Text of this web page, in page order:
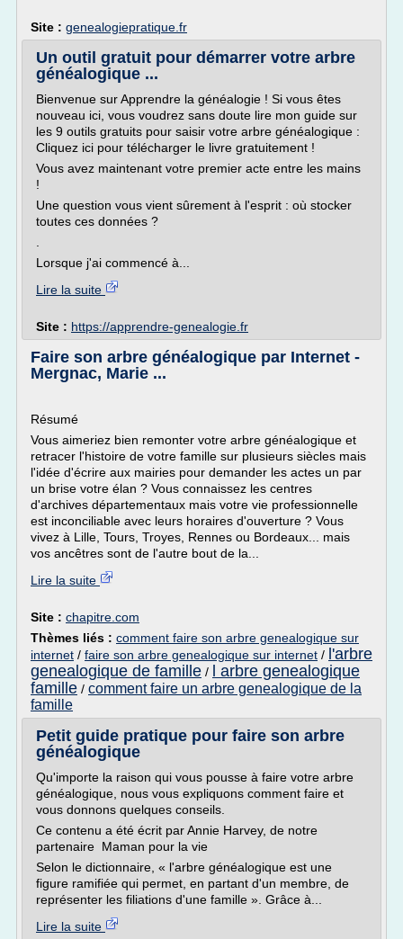
Site : genealogiepratique.fr
Un outil gratuit pour démarrer votre arbre
généalogique ...
Bienvenue sur Apprendre la généalogie ! Si vous êtes
nouveau ici, vous voudrez sans doute lire mon guide sur
les 9 outils gratuits pour saisir votre arbre généalogique :
Cliquez ici pour télécharger le livre gratuitement !
Vous avez maintenant votre premier acte entre les mains
!
Une question vous vient sûrement à l'esprit : où stocker
toutes ces données ?
Lorsque j'ai commencé à...
Lire la suite
Site : https://apprendre-genealogie.fr
Faire son arbre généalogique par Internet -
Mergnac, Marie ...
Résumé
Vous aimeriez bien remonter votre arbre généalogique et
retracer l'histoire de votre famille sur plusieurs siècles mais
l'idée d'écrire aux mairies pour demander les actes un par
un brise votre élan ? Vous connaissez les centres
d'archives départementaux mais votre vie professionnelle
est inconciliable avec leurs horaires d'ouverture ? Vous
vivez à Lille, Tours, Troyes, Rennes ou Bordeaux... mais
vos ancêtres sont de l'autre bout de la...
Lire la suite
Site : chapitre.com
Thèmes liés : comment faire son arbre genealogique sur
internet / faire son arbre genealogique sur internet / l'arbre
genealogique de famille /
l arbre genealogique
famille / comment faire un arbre genealogique de la
famille
Petit guide pratique pour faire son arbre
généalogique
Qu'importe la raison qui vous pousse à faire votre arbre
généalogique, nous vous expliquons comment faire et
vous donnons quelques conseils.
Ce contenu a été écrit par Annie Harvey, de notre
partenaire Maman pour la vie
Selon le dictionnaire, « l'arbre généalogique est une
figure ramifiée qui permet, en partant d'un membre, de
représenter les filiations d'une famille ». Grâce à...
Lire la suite